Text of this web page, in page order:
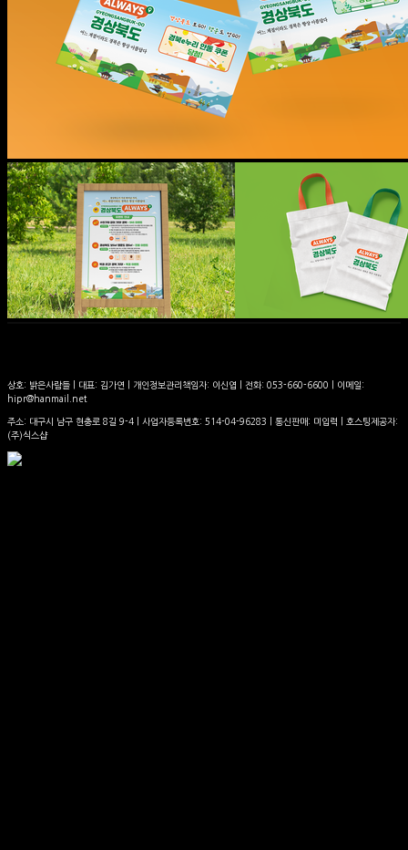
상호: 밝은사람들 | 대표: 김가연 | 개인정보관리책임자: 이신엽 | 전화: 053-660-6600 | 이메일:
hipr@hanmail.net
주소: 대구시 남구 현충로 8길 9-4 | 사업자등록번호: 514-04-96283 | 통신판매: 미입력 | 호스팅제공자:
(주)식스샵